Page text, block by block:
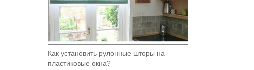
Как установить рулонные шторы на
пластиковые окна?